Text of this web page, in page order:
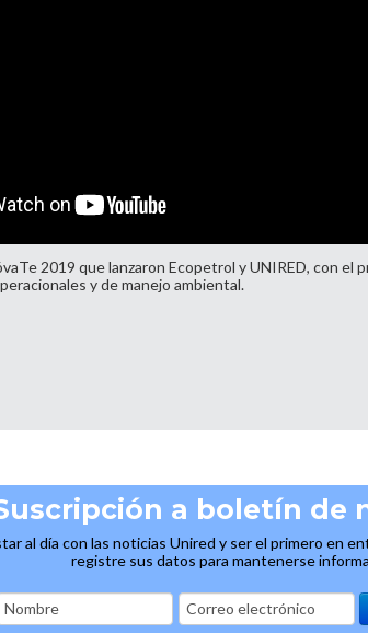
2019 que lanzaron Ecopetrol y UNIRED, con
y de manejo ambiental.
a boletín de
al día con las noticias Unired y ser el primero en
registre sus datos para mantenerse